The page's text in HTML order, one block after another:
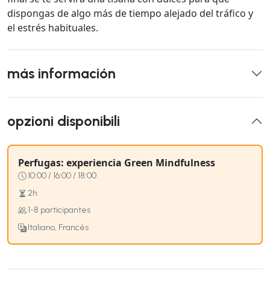
dispongas de algo más de tiempo alejado del tráfico y
el estrés habituales.
más información
opzioni disponibili
Perfugas: experiencia Green Mindfulness
10:00 / 16:00 / 18:00
2h
1-8 participantes
Italiano, Francés